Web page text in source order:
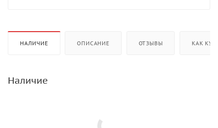
НАЛИЧИЕ ОПИСАНИЕ ОТЗЫВЫ КАК
Наличие